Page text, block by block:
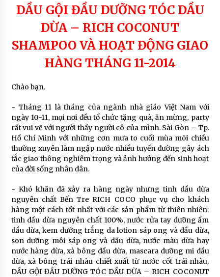
7 years ago
DẦU GỘI ĐẦU DƯỠNG TÓC DẦU
DỪA – RICH COCONUT
SHAMPOO VÀ HOẠT ĐỘNG GIAO
HÀNG THÁNG 11-2014
Chào bạn.
~ Tháng 11 là tháng của ngành nhà giáo Việt Nam với
ngày 10-11, mọi nơi đều tổ chức tặng quà, ăn mừng, party
rất vui vẽ với người thầy người cô của mình. Sài Gòn – Tp.
Hồ Chí Minh với những cơn mưa to cuối mùa mõi chiều
thường xuyên làm ngập nước nhiều tuyến đường gây ách
tắc giao thông nghiêm trọng và ảnh hưởng đến sinh hoạt
của đời sống nhân dân.
~ Khó khăn đã xảy ra hàng ngày nhưng tinh dầu dừa
nguyên chất Bến Tre RICH COCO phục vụ cho khách
hàng một cách tốt nhất với các sản phẩm từ thiên nhiên:
tinh dầu dừa nguyên chất 100%, nước rửa tay dưỡng ẩm
dầu dừa, kem dưỡng trắng da lotion sáp ong và dầu dừa,
son dưỡng môi sáp ong và dầu dừa, nước màu dừa hay
nước hàng dừa, xà bông dầu dừa, mascara dưỡng mi dầu
dừa, xà bông trái nhàu chiết xuất từ nước cốt trái nhàu,
DẦU GỘI ĐẦU DƯỠNG TÓC DẦU DỪA – RICH COCONUT